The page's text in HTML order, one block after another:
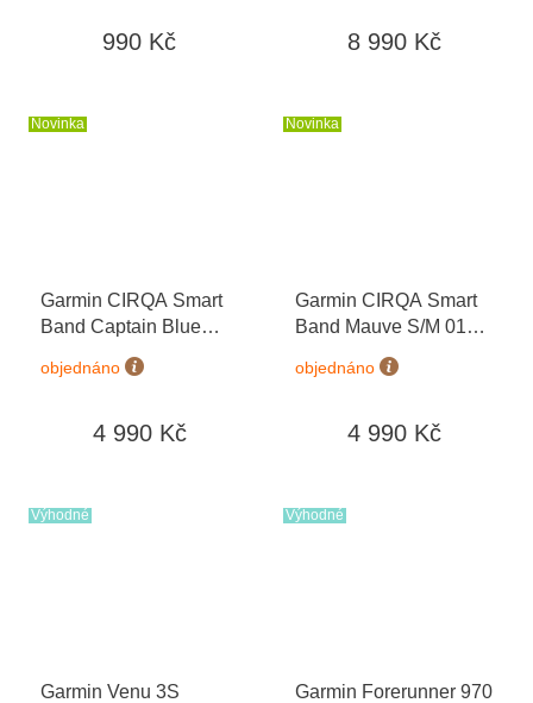
990 Kč 8 990 Kč
Novinka
Garmin CIRQA Smart
Band Captain Blue
S/M 010-04675-13
objednáno
4 990 Kč
Novinka
Garmin CIRQA Smart
Band Mauve S/M 010-
objednáno
4 990 Kč
Výhodné
Garmin Venu 3S
Výhodné
Garmin Forerunner 970